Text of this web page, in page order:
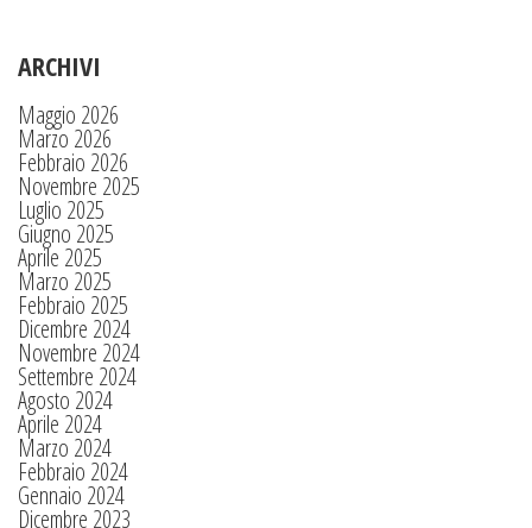
ARCHIVI
Maggio 2026
Marzo 2026
Febbraio 2026
Novembre 2025
Luglio 2025
Giugno 2025
Aprile 2025
Marzo 2025
Febbraio 2025
Dicembre 2024
Novembre 2024
Settembre 2024
Agosto 2024
Aprile 2024
Marzo 2024
Febbraio 2024
Gennaio 2024
Dicembre 2023